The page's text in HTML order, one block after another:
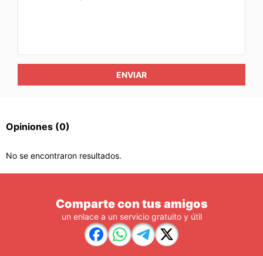
ENVIAR
Opiniones (0)
No se encontraron resultados.
Comparte con tus amigos
un enlace a un servicio gratuito y útil